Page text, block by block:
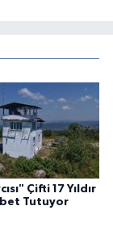
Çifti 17 Yıldır
Tutuyor